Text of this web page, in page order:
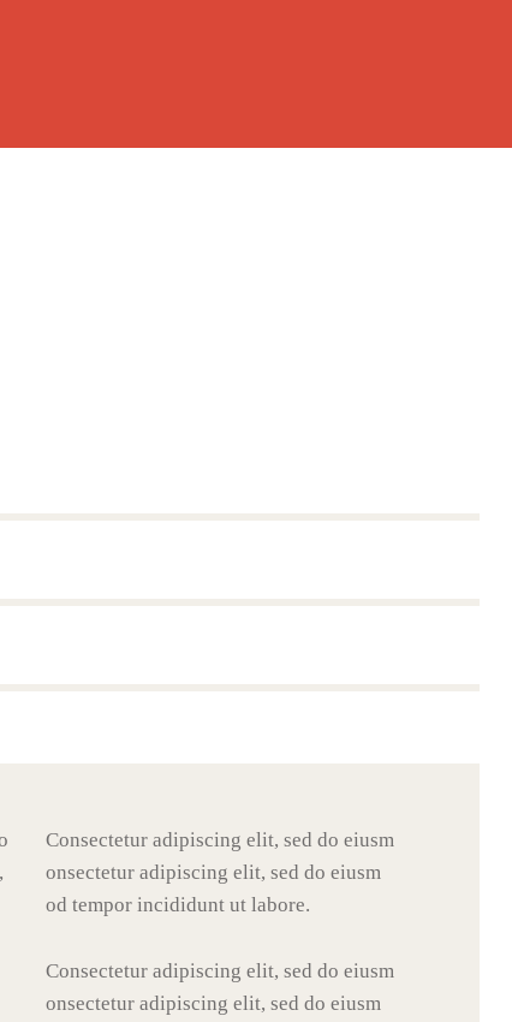
Consectetur adipiscing elit, sed do eiusm
onsectetur adipiscing elit, sed do eiusm
od tempor incididunt ut labore.
Consectetur adipiscing elit, sed do eiusm
onsectetur adipiscing elit, sed do eiusm